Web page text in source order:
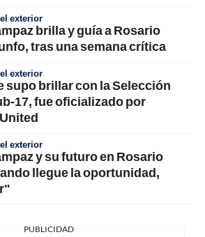
exterior
brilla y guía a Rosario
tras una semana crítica
exterior
supo brillar con la Selección
17, fue oficializado por
exterior
y su futuro en Rosario
llegue la oportunidad,
PUBLICIDAD